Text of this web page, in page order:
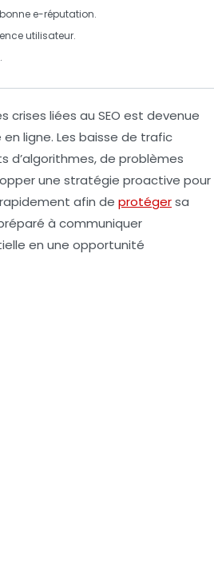
e-réputation.
utilisateur.
crises liées au SEO est devenue
ligne. Les baisse de trafic
d’algorithmes, de problèmes
une stratégie proactive pour
afin de protégersa
à communiquer
en une opportunité